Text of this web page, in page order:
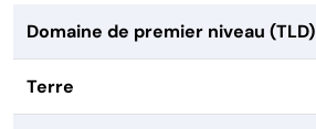
Domaine de premier niveau (TLD)
Terre